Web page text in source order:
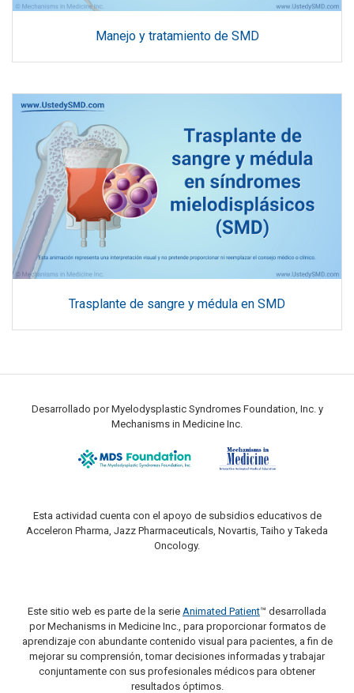
Manejo y tratamiento de SMD
Trasplante de sangre y médula en SMD
Desarrollado por Myelodysplastic Syndromes Foundation, Inc. y
Mechanisms in Medicine Inc.
Esta actividad cuenta con el apoyo de subsidios educativos de
Acceleron Pharma, Jazz Pharmaceuticals, Novartis, Taiho y Takeda
Oncology.
Este sitio web es parte de la serie Animated Patient™ desarrollada
por Mechanisms in Medicine Inc., para proporcionar formatos de
aprendizaje con abundante contenido visual para pacientes, a fin de
mejorar su comprensión, tomar decisiones informadas y trabajar
conjuntamente con sus profesionales médicos para obtener
resultados óptimos.